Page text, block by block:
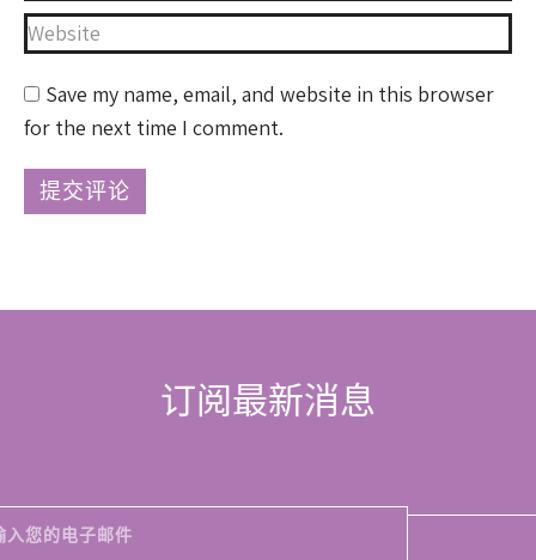
Website
Save my name, email, and website in this browser
for the next time I comment.
提交评论
订阅最新消息